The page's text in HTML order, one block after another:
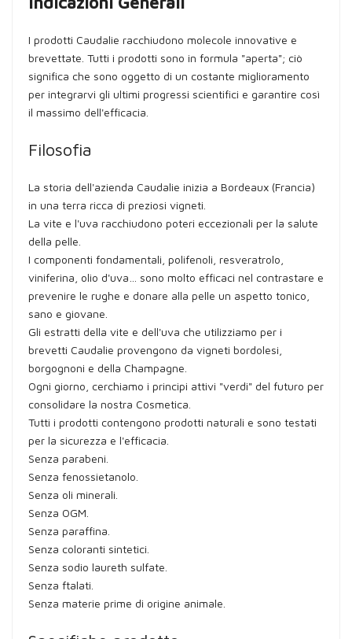
I prodotti Caudalie racchiudono molecole innovative e
brevettate. Tutti i prodotti sono in formula "aperta"; ciò
significa che sono oggetto di un costante miglioramento
per integrarvi gli ultimi progressi scientifici e garantire così
il massimo dell'efficacia.
Filosofia
La storia dell'azienda Caudalie inizia a Bordeaux (Francia)
in una terra ricca di preziosi vigneti.
La vite e l'uva racchiudono poteri eccezionali per la salute
della pelle.
I componenti fondamentali, polifenoli, resveratrolo,
viniferina, olio d'uva… sono molto efficaci nel contrastare e
prevenire le rughe e donare alla pelle un aspetto tonico,
sano e giovane.
Gli estratti della vite e dell'uva che utilizziamo per i
brevetti Caudalie provengono da vigneti bordolesi,
borgognoni e della Champagne.
Ogni giorno, cerchiamo i principi attivi "verdi" del futuro per
consolidare la nostra Cosmetica.
Tutti i prodotti contengono prodotti naturali e sono testati
per la sicurezza e l'efficacia.
Senza parabeni.
Senza fenossietanolo.
Senza oli minerali.
Senza OGM.
Senza paraffina.
Senza coloranti sintetici.
Senza sodio laureth sulfate.
Senza ftalati.
Senza materie prime di origine animale.